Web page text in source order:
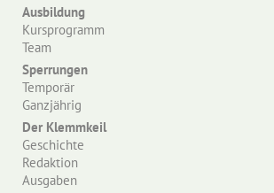
Ausbildung
Kursprogramm
Team
Sperrungen
Temporär
Ganzjährig
Der Klemmkeil
Geschichte
Redaktion
Ausgaben